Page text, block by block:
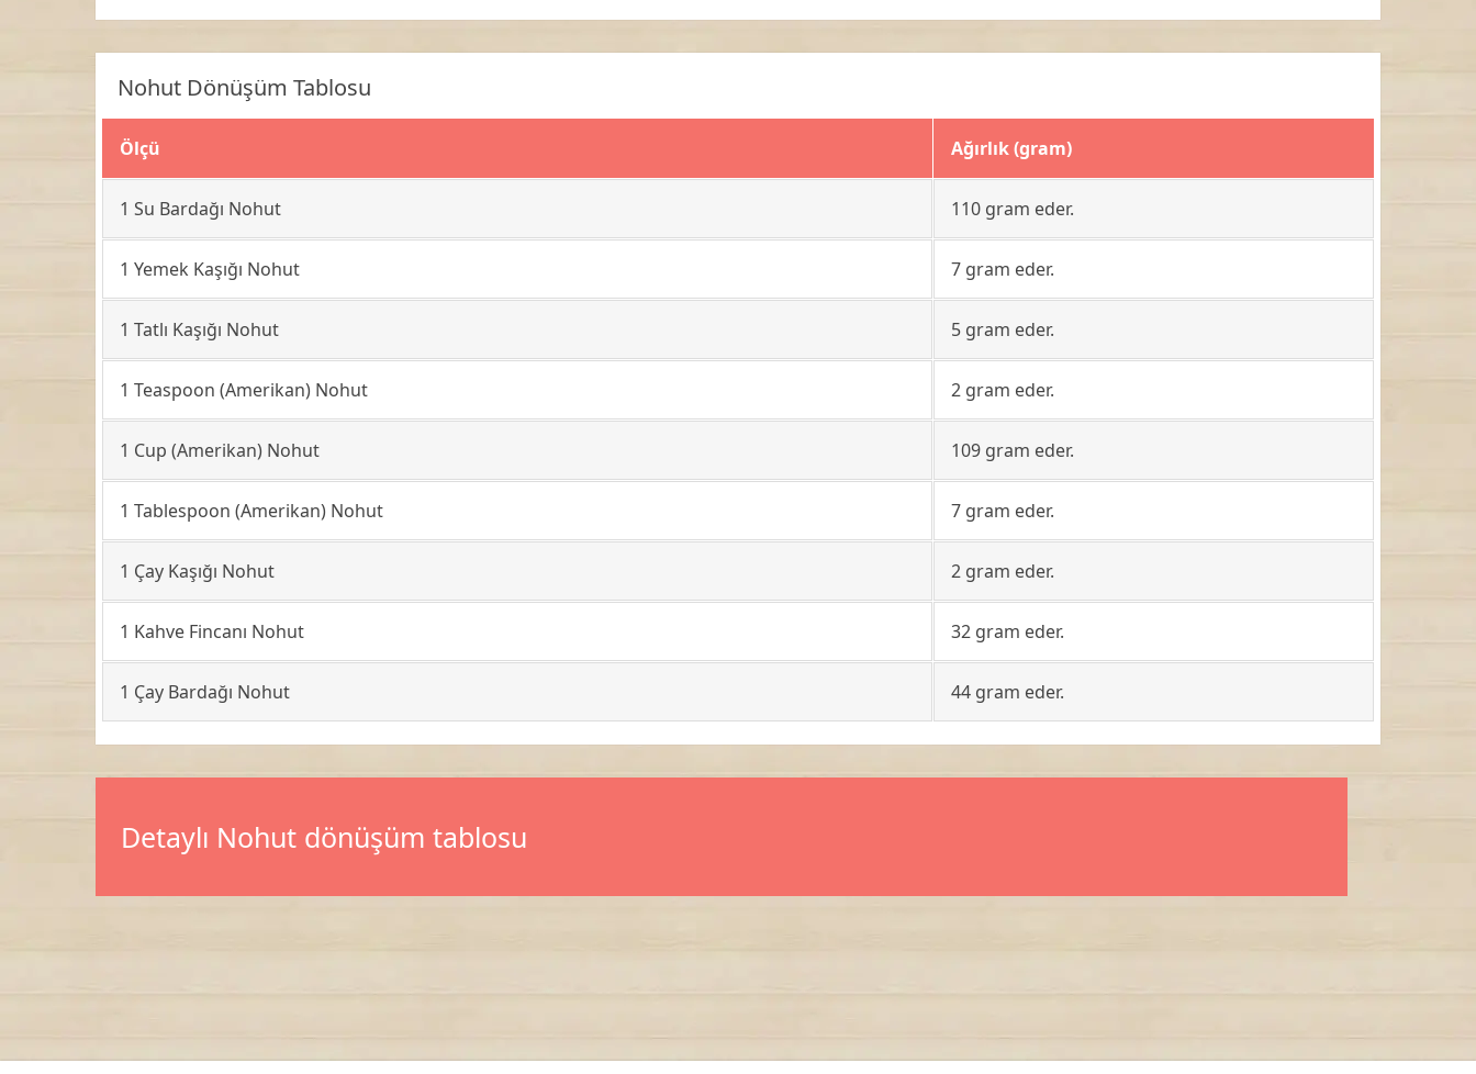
Nohut Dönüşüm Tablosu
Ölçü Ağırlık (gram)
1 Su Bardağı Nohut 110 gram eder.
1 Yemek Kaşığı Nohut 7 gram eder.
1 Tatlı Kaşığı Nohut 5 gram eder.
1 Teaspoon (Amerikan) Nohut 2 gram eder.
1 Cup (Amerikan) Nohut 109 gram eder.
1 Tablespoon (Amerikan) Nohut 7 gram eder.
1 Çay Kaşığı Nohut 2 gram eder.
1 Kahve Fincanı Nohut 32 gram eder.
1 Çay Bardağı Nohut 44 gram eder.
Detaylı Nohut dönüşüm tablosu